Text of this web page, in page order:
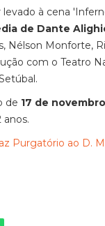
à cena
de Dante
Nélson Monforte,
com o Teatro
de 17 de
anos.